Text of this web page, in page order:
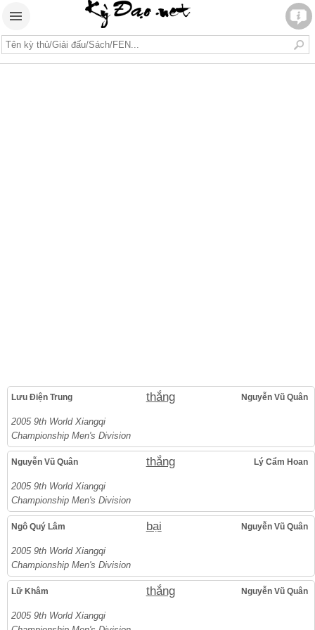
Lưu Điện Trung thắng Nguyễn Vũ Quân
2005 9th World Xiangqi
Championship Men's Division
Nguyễn Vũ Quân thắng Lý Cẩm Hoan
2005 9th World Xiangqi
Championship Men's Division
Ngô Quý Lâm bại Nguyễn Vũ Quân
2005 9th World Xiangqi
Championship Men's Division
Lữ Khâm thắng Nguyễn Vũ Quân
2005 9th World Xiangqi